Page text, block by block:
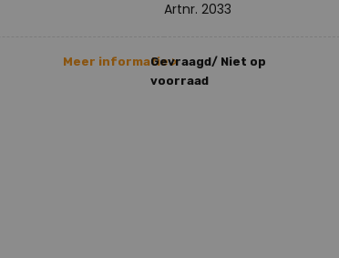
Meer informatie >
Artnr. 2033
Gevraagd/ Niet op
voorraad